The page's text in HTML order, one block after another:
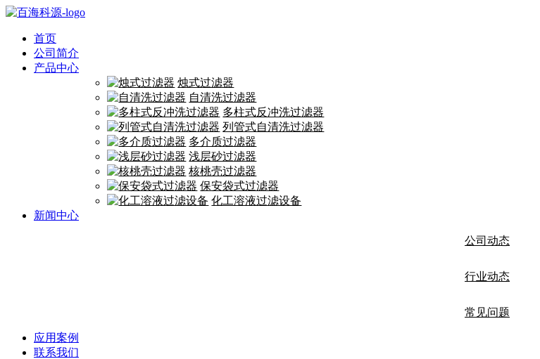
首页
公司简介
产品中心
烛式过滤器
自清洗过滤器
多柱式反冲洗过滤器
列管式自清洗过滤器
多介质过滤器
浅层砂过滤器
核桃壳过滤器
保安袋式过滤器
化工溶液过滤设备
新闻中心
公司动态
行业动态
常见问题
应用案例
联系我们